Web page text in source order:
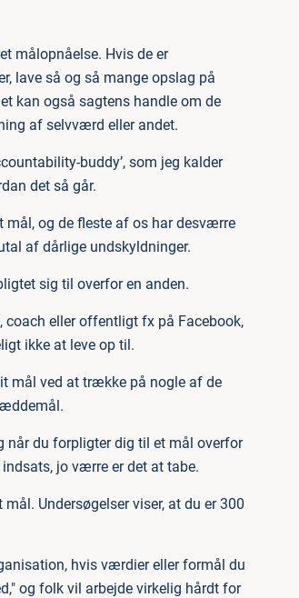
målopnåelse. Hvis de er
lave så og så mange opslag på
kan også sagtens handle om de
af selvværd eller andet.
buddy’, som jeg kalder
det så går.
og de fleste af os har desværre
af dårlige undskyldninger.
sig til overfor en anden.
eller offentligt fx på Facebook,
ikke at leve op til.
mål ved at trække på nogle af de
når du forpligter dig til et mål overfor
jo værre er det at tabe.
Undersøgelser viser, at du er 300
hvis værdier eller formål du
og folk vil arbejde virkelig hårdt for